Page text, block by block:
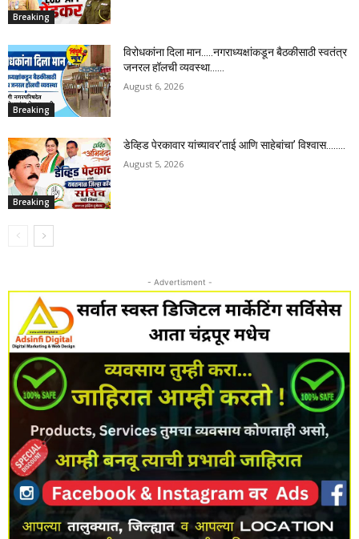
Breaking
Breaking
विरोधकांना दिला मान…..नगराध्यक्षांकडून बैठकीसाठी स्वतंत्र
जनरल हॉलची व्यवस्था……
August 6, 2026
Breaking
डेव्हिड पेरकावार यांच्यावर’ताई आणि साहेबांचा’ विश्वास……..
August 5, 2026
- Advertisment -